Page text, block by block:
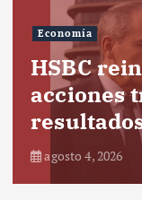
Economía
HSBC
acciones
agosto 4, 2026